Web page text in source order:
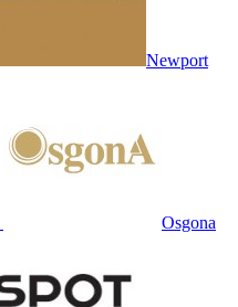
Newport
Osgona